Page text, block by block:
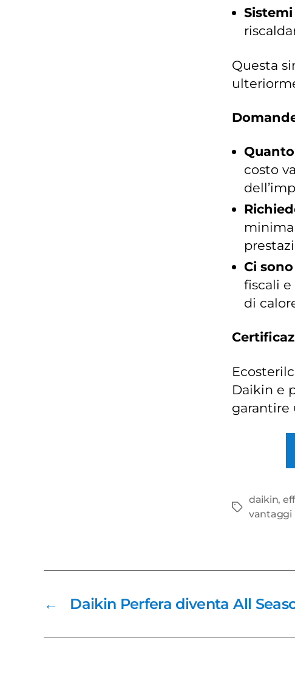
Questa
costo
Ci
fiscali
di
Daikin e
garantire
Tag
daikin,
vantaggi
← Daikin Perfera diventa All